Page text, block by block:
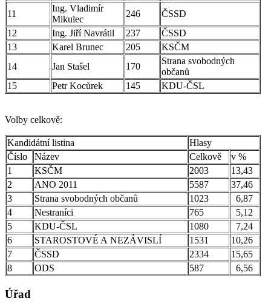
11
Ing. Vladimír
Mikulec
246
ČSSD
12
Ing. Jiří Navrátil 237
ČSSD
13
Karel Brunec 205
KSČM
14
Jan Stašel 170
Strana svobodných
občanů
15
Petr Kocůrek 145 KDU-ČSL
Volby celkově:
Kandidátní listina
Hlasy
Číslo
Název Celkově
v %
1
KSČM 2003
13,43
2
ANO 2011 5587
37,46
3
Strana svobodných občanů 1023
6,87
4
Nestraníci 765
5,12
5
KDU-ČSL 1080
7,24
6
STAROSTOVÉ A NEZÁVISLÍ 1531
10,26
7
ČSSD 2334
15,65
8
ODS 587 6,56
Úřad